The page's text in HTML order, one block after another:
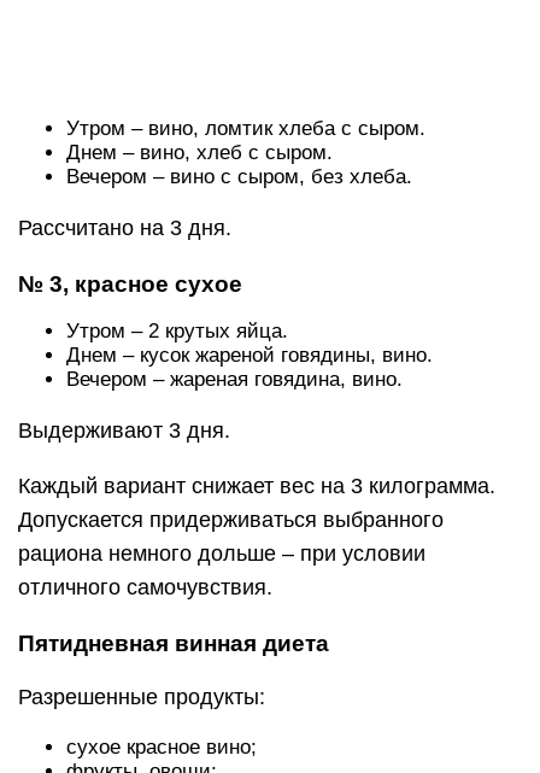
Утром – вино, ломтик хлеба с сыром.
Днем – вино, хлеб с сыром.
Вечером – вино с сыром, без хлеба.
Рассчитано на 3 дня.
№ 3, красное сухое
Утром – 2 крутых яйца.
Днем – кусок жареной говядины, вино.
Вечером – жареная говядина, вино.
Выдерживают 3 дня.
Каждый вариант снижает вес на 3 килограмма.
Допускается придерживаться выбранного
рациона немного дольше – при условии
отличного самочувствия.
Пятидневная винная диета
Разрешенные продукты:
сухое красное вино;